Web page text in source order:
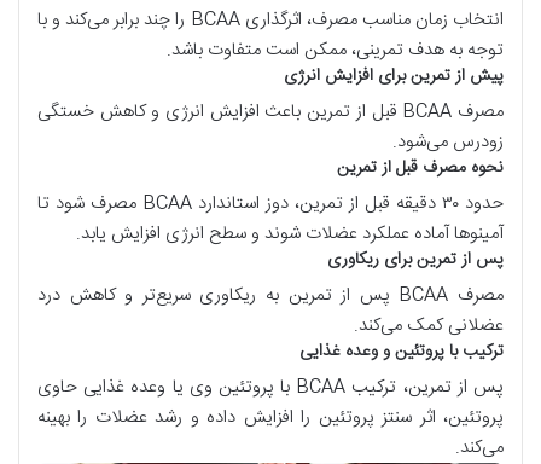
انتخاب زمان مناسب مصرف، اثرگذاریBCAA را چند برابر می‌کند و با
توجه به هدف تمرینی، ممکن است متفاوت باشد.
پیش از تمرین برای افزایش انرژی
مصرف BCAA قبل از تمرین باعث افزایش انرژی و کاهش خستگی
زودرس می‌شود.
نحوه مصرف قبل از تمرین
حدود ۳۰ دقیقه قبل از تمرین، دوز استاندارد BCAA مصرف شود تا
آمینوها آماده عملکرد عضلات شوند و سطح انرژی افزایش یابد.
پس از تمرین برای ریکاوری
مصرف BCAA پس از تمرین به ریکاوری سریع‌تر و کاهش درد
عضلانی کمک می‌کند.
ترکیب با پروتئین و وعده غذایی
پس از تمرین، ترکیب BCAA با پروتئین وی یا وعده غذایی حاوی
پروتئین، اثر سنتز پروتئین را افزایش داده و رشد عضلات را بهینه
می‌کند.